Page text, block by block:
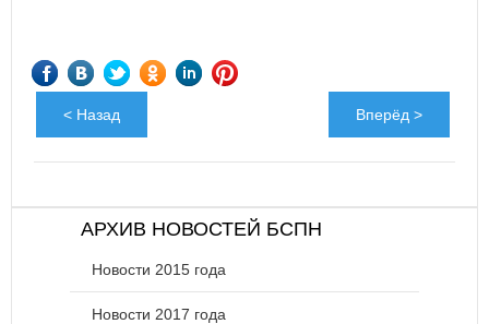
< Назад Вперёд >
АРХИВ НОВОСТЕЙ БСПН
Новости 2015 года
Новости 2017 года